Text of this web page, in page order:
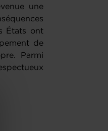
une
États ont
de
Parmi